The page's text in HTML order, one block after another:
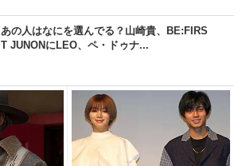
あの人はなにを選んでる？山崎貴、BE:FIRS
T JUNONにLEO、ペ・ドゥナ...